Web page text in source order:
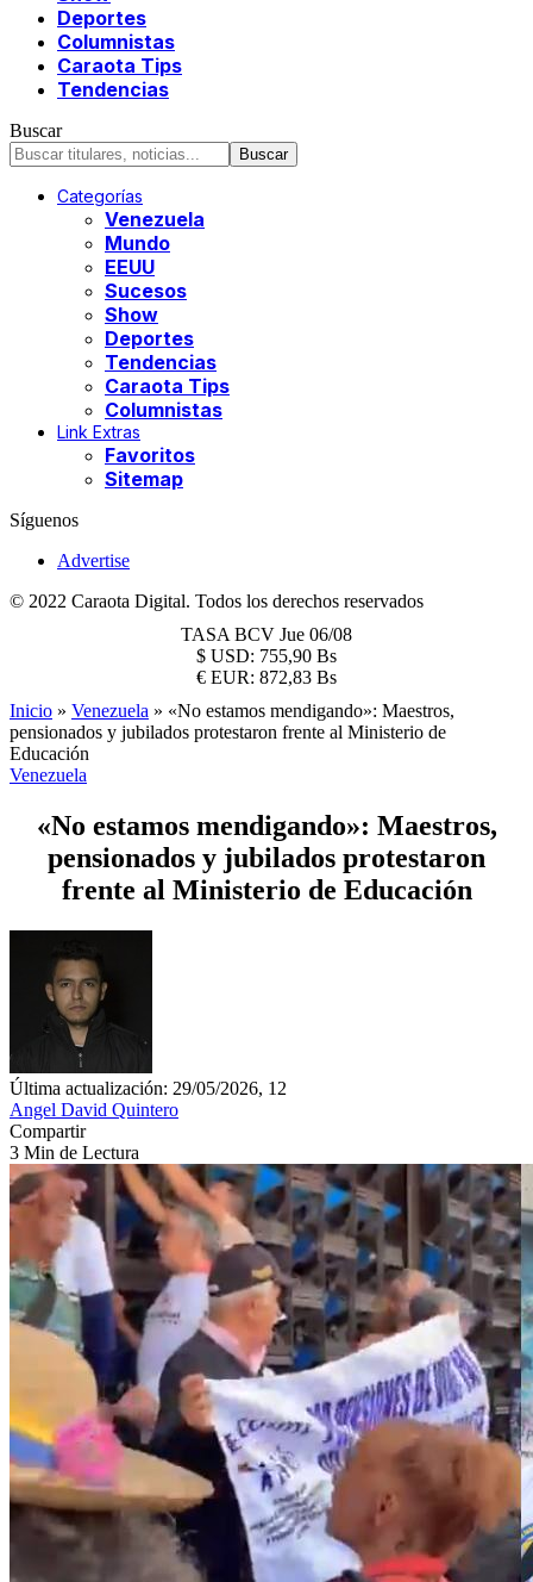
Deportes
Columnistas
Caraota Tips
Tendencias
Buscar
Categorías
Venezuela
Mundo
EEUU
Sucesos
Show
Deportes
Tendencias
Caraota Tips
Columnistas
Link Extras
Favoritos
Sitemap
Síguenos
Advertise
© 2022 Caraota Digital. Todos los derechos reservados
TASA BCV Jue 06/08
$ USD: 755,90 Bs
€ EUR: 872,83 Bs
Inicio » Venezuela » «No estamos mendigando»: Maestros,
pensionados y jubilados protestaron frente al Ministerio de
Educación
Venezuela
«No estamos mendigando»: Maestros,
pensionados y jubilados protestaron
frente al Ministerio de Educación
Última actualización: 29/05/2026, 12
Angel David Quintero
Compartir
3 Min de Lectura